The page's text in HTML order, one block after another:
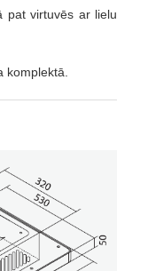
pat virtuvēs ar lielu
komplektā.